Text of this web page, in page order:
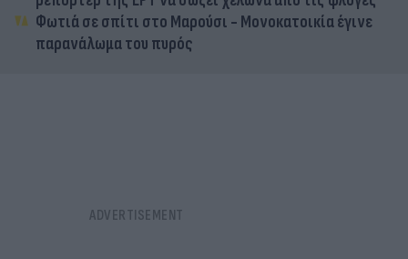
Φωτιά σε σπίτι στο Μαρούσι - Μονοκατοικία έγινε
παρανάλωμα του πυρός